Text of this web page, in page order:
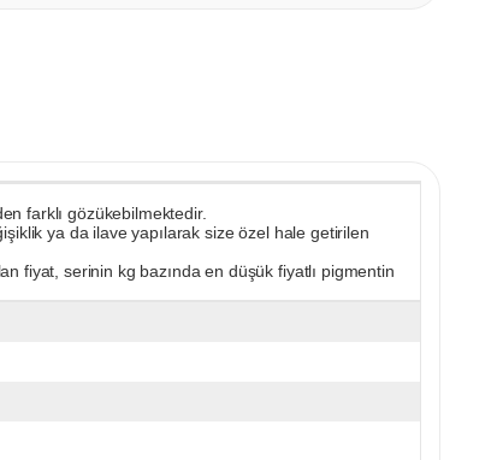
farklı gözükebilmektedir.
ya da ilave yapılarak size özel hale getirilen
fiyat, serinin kg bazında en düşük fiyatlı pigmentin